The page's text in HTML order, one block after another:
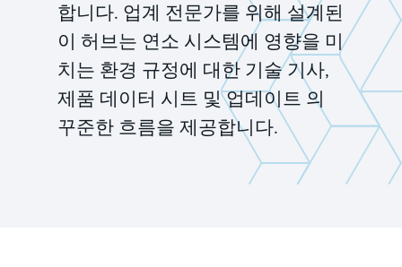
합니다. 업계 전문가를 위해 설계된
이 허브는 연소 시스템에 영향을 미
치는 환경 규정에 대한 기술 기사,
제품 데이터 시트 및 업데이트 의
꾸준한 흐름을 제공합니다.